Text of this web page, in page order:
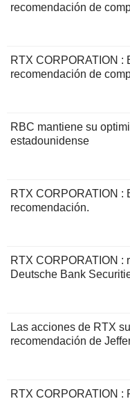
recomendación de
RTX CORPORATION :
recomendación de
RBC mantiene su
estadounidense
RTX CORPORATION :
recomendación.
RTX CORPORATION :
Deutsche Bank
Las acciones de RTX
recomendación de
RTX CORPORATION :